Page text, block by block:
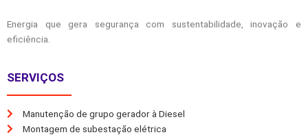
Energia que gera segurança com sustentabilidade, inovação e
eficiência.
SERVIÇOS
Manutenção de grupo gerador à Diesel
Montagem de subestação elétrica